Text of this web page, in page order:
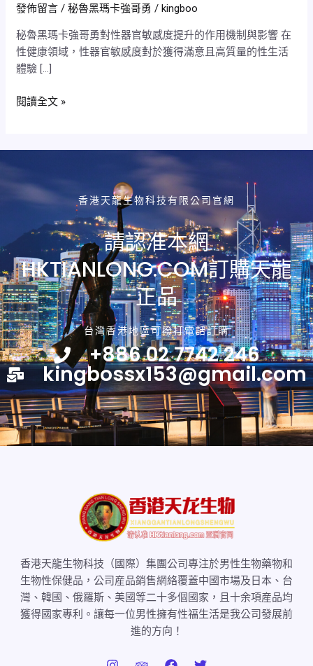
發佈留言 /秘魯黑瑪卡強哥勇 /kingboo
秘魯黑瑪卡強哥勇對性器官敏感度提升的作用機制與影響 在
性健康領域，性器官敏感度對於獲得滿意且高質量的性生活
體驗 […]
瑪
卡
強
哥
勇
增
強
閱讀全文 »
香港天龍生物科技有限公司官網
請認准本網
HKTIANLONG.COM訂購天龍
正品
台灣香港地區可撥打電話訂購
+886 02 7742 246
kingbossx153@gmail.com
香港天龍生物科技（國際）集團公司專注於男性生物藥物和
生物性保健品，公司産品銷售網絡覆蓋中國市場及日本、台
灣、韓國、俄羅斯、美國等二十多個國家，且十余項産品均
獲得國家專利。讓每一位男性擁有性福生活是我公司發展前
進的方向！